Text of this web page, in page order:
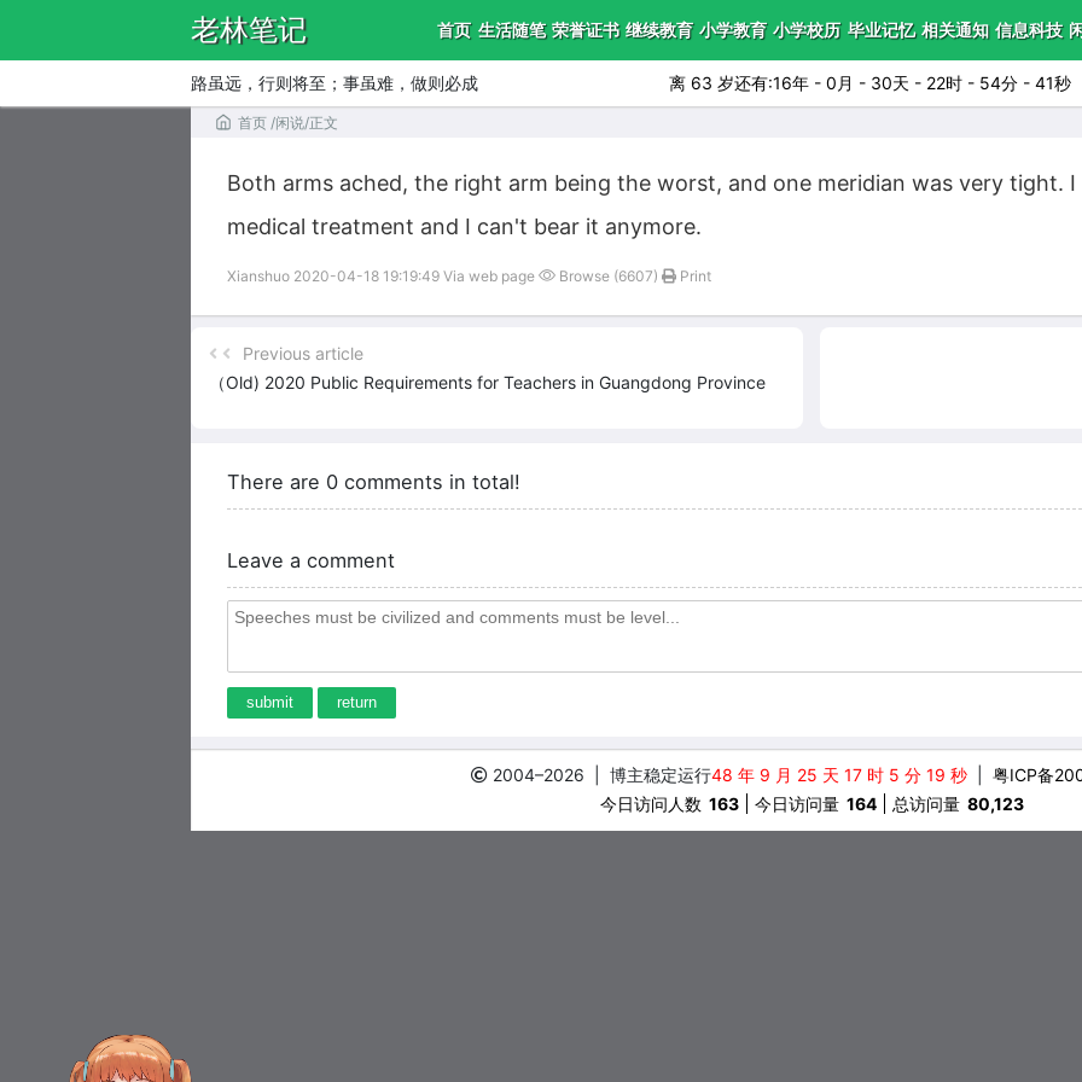
老林笔记 首页 生活随笔 荣誉证书 继续教育 小学教育 小学校历 毕业记忆 相关通知 信息科技
路虽远，行则将至；事虽难，做则必成 离 63 岁还有:16年 - 0月 - 30天 - 22时 - 54分 - 39秒
首页 /闲说/正文
Both arms ached, the right arm being the worst, and one meridian was very tight.
medical treatment and I can't bear it anymore.
Xianshuo 2020-04-18 19:19:49 Via web page Browse (6607) Print
Previous article
（Old) 2020 Public Requirements for Teachers in Guangdong Province
There are 0 comments in total!
Leave a comment
submit return
2004–2026 | 博主稳定运行48 年 9 月 25 天 17 时 5 分 21 秒
粤ICP备
今日访问人数 163 今日访问量 164 总访问量 80,123